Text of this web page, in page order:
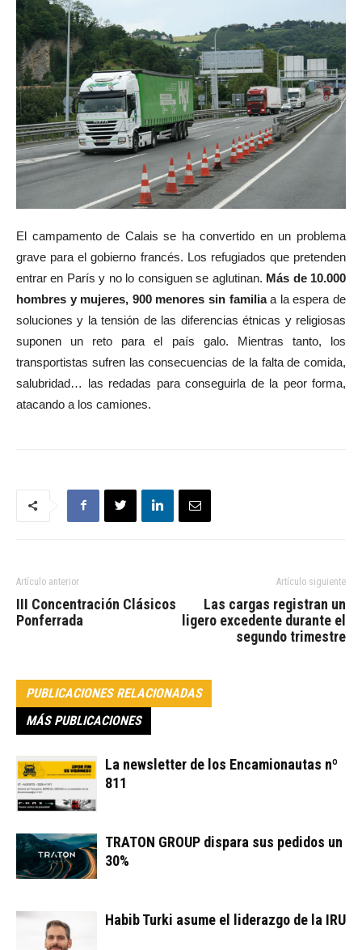
El campamento de Calais se ha convertido en un problema
grave para el gobierno francés. Los refugiados que pretenden
entrar en París y no lo consiguen se aglutinan. Más de 10.000
hombres y mujeres, 900 menores sin familiaa la espera de
soluciones y la tensión de las diferencias étnicas y religiosas
suponen un reto para el país galo. Mientras tanto, los
transportistas sufren las consecuencias de la falta de comida,
salubridad… las redadas para conseguirla de la peor forma,
atacando a los camiones.
Artículo anterior
III Concentración Clásicos
Ponferrada
Artículo siguiente
Las cargas registran un
ligero excedente durante el
segundo trimestre
PUBLICACIONES RELACIONADAS
MÁS PUBLICACIONES
La newsletter de los Encamionautas nº
811
TRATON GROUP dispara sus pedidos un
30%
Habib Turki asume el liderazgo de la IRU